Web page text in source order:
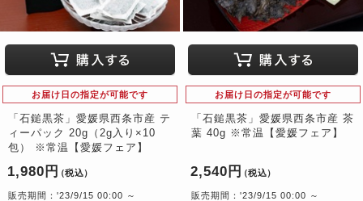
お届け日の指定が可能です
「石鎚黒茶」愛媛県西条市産 テ
ィーパック 20g（2g入り×10
包） ※常温【愛媛フェア】
1,980円 （税込）
販売期間：'23/9/15 00:00 ～
お届け日の指定が可能です
「石鎚黒茶」愛媛県西条市産 茶
葉 40g ※常温【愛媛フェア】
2,540円 （税込）
販売期間：'23/9/15 00:00 ～